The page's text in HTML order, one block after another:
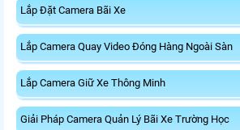
Lắp Đặt Camera Bãi Xe
Lắp Camera Quay Video Đóng Hàng Ngoài Sàn
Lắp Camera Giữ Xe Thông Minh
Giải Pháp Camera Quản Lý Bãi Xe Trường Học